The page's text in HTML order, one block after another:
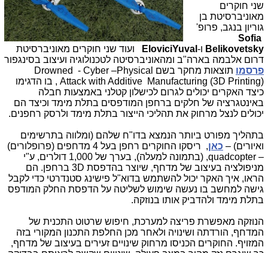
שני חוקרים
מאוניברסיטת בן
גוריון בנגב, פרופ'
Sofia
Belikovetsky ו- Yuval
Elovici
ועוד שני חוקרים מאוניברסיטת
דרום אלבמה בארה"ב ומהאוניברסיטה לטכנולוגיה ועיצוב בסינגפור
פרסמו תוצאות מחקר בשם Drowned - Cyber –Physical
Attack with Additive Manufacturing (3D Printing) , בו הדגימו
כיצד האקרים יכולים לגרום לכישלון קטלני באמצעות חבלה
באינטגרציה של חלקים ברחפן המודפסים בתלת מימד וכיצד הם
יכולים לנצל מרחוק את תהליכי הייצור בתלת מימד ולרסק רחפנים.
בתהליך מפורט ביותר הנמצא בדו"ח שלהם (ומלווה בתרשימים
ואיורים) – כאן, ריסקו החוקרים רחפן בעל 4 מדחפים )פרופלורים)
–
quadcopter
, (בתמונה למעלה), בערך של 1,000 דולרים, ע"י
מניפולציה בעיצוב של מדחף, שיוצר בהדפסת 3D ברחפן. הם
הראו, איך האקר יכול להשתמש בדוא"ל פישינג סטנדרטי כדי לקבל
גישה למחשב בו נעשה שימוש לשליטה על הדפסת החלק המודפס
בתלת מימד ולהדביק אותו בנוזקה.
הנוזקה מאפשרת פריצה למערכת, חיפוש שרטוט התכנית של
המדחף, הורדתה ושינויה ולאחר מכן החלפת התכנון המקורי בזה
המזויף. החוקרים הכניסו מרחוק שינויים זעירים בעיצוב של מדחף,